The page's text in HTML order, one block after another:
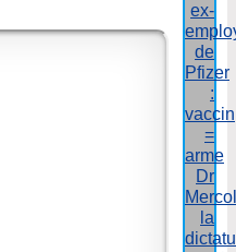
ex-
de
Pfizer
:
vaccin
=
arme
Dr
la